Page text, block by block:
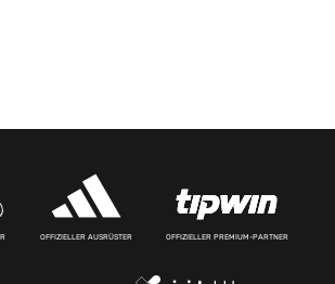
OFFIZIELLER AUSRÜSTER OFFIZIELLER PREMIUM-PARTNER